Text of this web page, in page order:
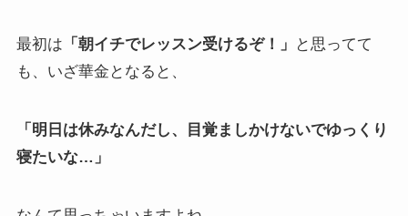
最初は 「朝イチでレッスン受けるぞ！」
と思ってて
も、いざ華金となると、
「明日は休みなんだし、目覚ましかけないでゆっくり
寝たいな…」